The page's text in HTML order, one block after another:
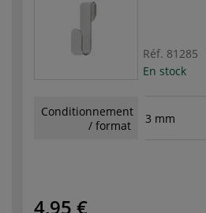
Réf. 81285
En stock
Conditionnement
/ format
3 mm
4,95 €